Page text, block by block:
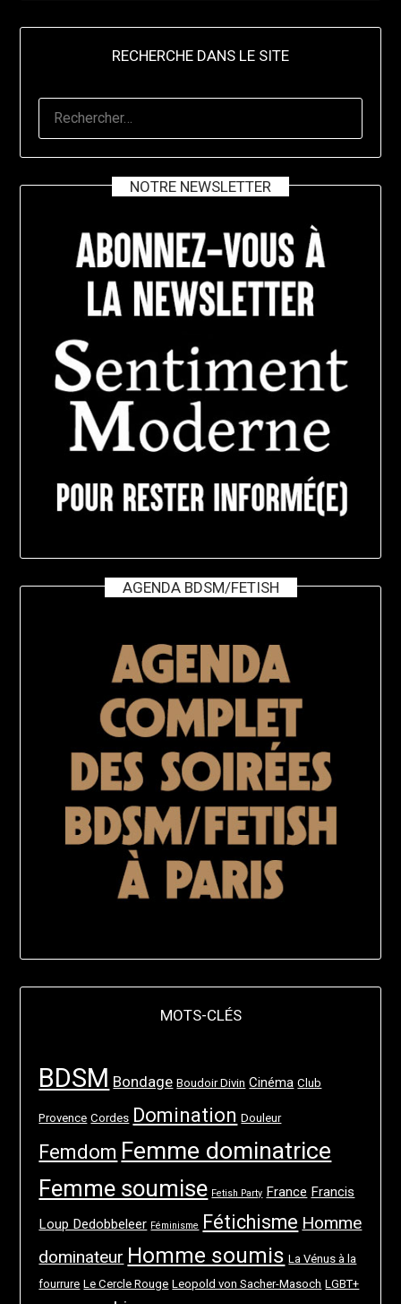
RECHERCHE DANS LE SITE
NOTRE NEWSLETTER
AGENDA BDSM/FETISH
MOTS-CLÉS
BDSM Bondage Boudoir Divin Cinéma Club
Provence Cordes Domination Douleur
Femdom Femme dominatrice
Femme soumise Fetish Party France Francis
Loup Dedobbeleer Féminisme Fétichisme Homme
dominateur Homme soumis La Vénus à la
fourrure Le Cercle Rouge Leopold von Sacher-Masoch LGBT+